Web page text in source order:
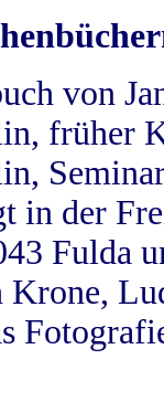
von
früher
in der
Fulda
Krone,